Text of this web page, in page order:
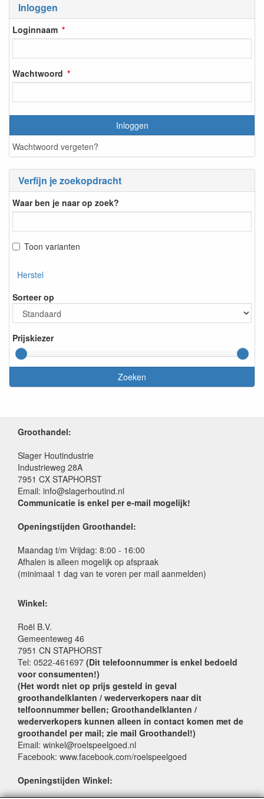
Inloggen
Loginnaam
Wachtwoord
Inloggen
Wachtwoord vergeten?
Verfijn je zoekopdracht
Waar ben je naar op zoek?
Toon varianten
Herstel
Sorteer op
Prijskiezer
Zoeken
Groothandel:
Slager Houtindustrie
Industrieweg 28A
7951 CX STAPHORST
Email: info@slagerhoutind.nl
Communicatie is enkel per e-mail mogelijk!
Openingstijden Groothandel:
Maandag t/m Vrijdag: 8:00 - 16:00
Afhalen is alleen mogelijk op afspraak
(minimaal 1 dag van te voren per mail aanmelden)
Winkel:
Roël B.V.
Gemeenteweg 46
7951 CN STAPHORST
Tel: 0522-461697 (Dit telefoonnummer is enkel bedoeld
voor consumenten!)
(Het wordt niet op prijs gesteld in geval
groothandelklanten / wederverkopers naar dit
telfoonnummer bellen; Groothandelklanten /
wederverkopers kunnen alleen in contact komen met de
groothandel per mail; zie mail Groothandel!)
Email: winkel@roelspeelgoed.nl
Facebook: www.facebook.com/roelspeelgoed
Openingstijden Winkel: